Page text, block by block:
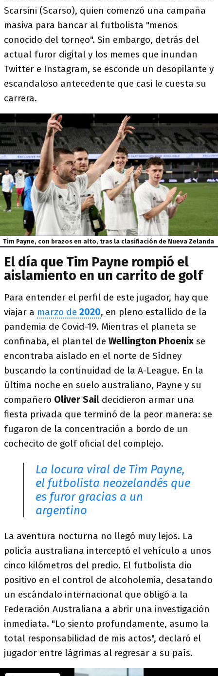
Scarsini (Scarso), quien comenzó una campaña
masiva para bancar al futbolista "menos
conocido del torneo". Sin embargo, detrás del
actual furor digital y los memes que inundan
Twitter e Instagram, se esconde un desopilante y
escandaloso antecedente que casi le cuesta su
carrera.
Tim Payne, con brazos en alto, tras la clasifiación de Nueva Zelanda
El día que Tim Payne rompió el
aislamiento en un carrito de golf
Para entender el perfil de este jugador, hay que
viajar a marzo de 2020, en pleno estallido de la
pandemia de Covid-19. Mientras el planeta se
confinaba, el plantel de Wellington Phoenix se
encontraba aislado en el norte de Sídney
buscando la continuidad de la A-League. En la
última noche en suelo australiano, Payne y su
compañero Oliver Sail decidieron armar una
fiesta privada que terminó de la peor manera: se
fugaron de la concentración a bordo de un
cochecito de golf oficial del complejo.
La locura viral de Tim Payne,
el futbolista neozelandés que
es furor gracias a un
argentino
La aventura nocturna no llegó muy lejos. La
policía australiana interceptó el vehículo a unos
cinco kilómetros del predio. El futbolista dio
positivo en el control de alcoholemia, desatando
un escándalo internacional que obligó a la
Federación Australiana a abrir una investigación
inmediata. "Lo siento profundamente, asumo la
total responsabilidad de mis actos", declaró el
jugador entre lágrimas al regresar a su país.